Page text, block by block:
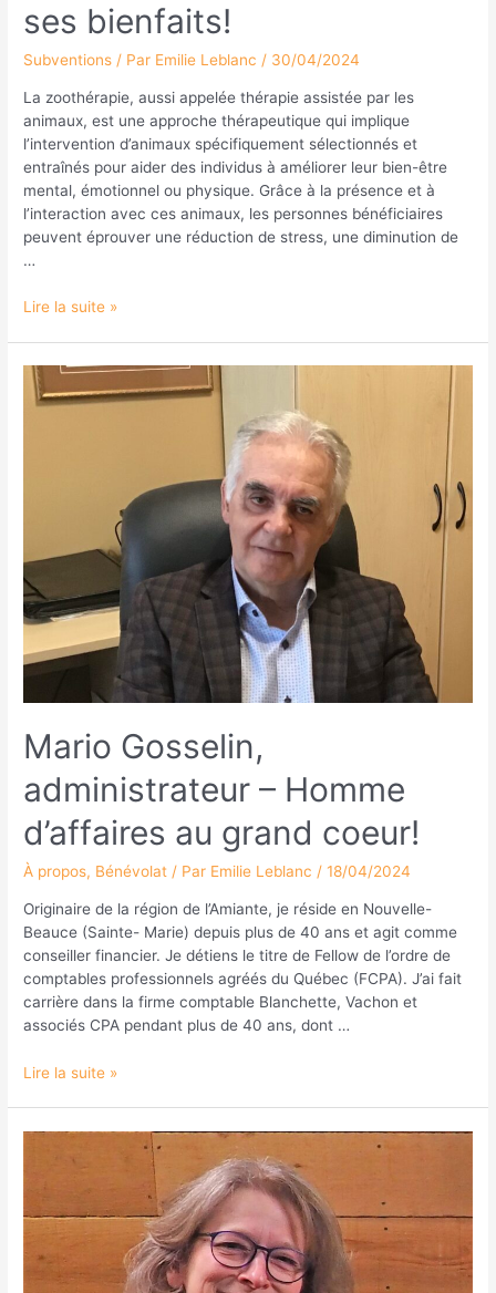
ses bienfaits!
Subventions / Par Emilie Leblanc / 30/04/2024
La zoothérapie, aussi appelée thérapie assistée par les
animaux, est une approche thérapeutique qui implique
l’intervention d’animaux spécifiquement sélectionnés et
entraînés pour aider des individus à améliorer leur bien-être
mental, émotionnel ou physique. Grâce à la présence et à
l’interaction avec ces animaux, les personnes bénéficiaires
peuvent éprouver une réduction de stress, une diminution de
…
Lire la suite »
Mario Gosselin,
administrateur – Homme
d’affaires au grand coeur!
À propos, Bénévolat / Par Emilie Leblanc/18/04/2024
Originaire de la région de l’Amiante, je réside en Nouvelle-
Beauce (Sainte- Marie) depuis plus de 40 ans et agit comme
conseiller financier. Je détiens le titre de Fellow de l’ordre de
comptables professionnels agréés du Québec (FCPA). J’ai fait
carrière dans la firme comptable Blanchette, Vachon et
associés CPA pendant plus de 40 ans, dont …
Lire la suite »